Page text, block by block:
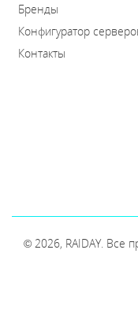
Бренды
Конфигуратор
Контакты
© 2026, RAIDAY. Все